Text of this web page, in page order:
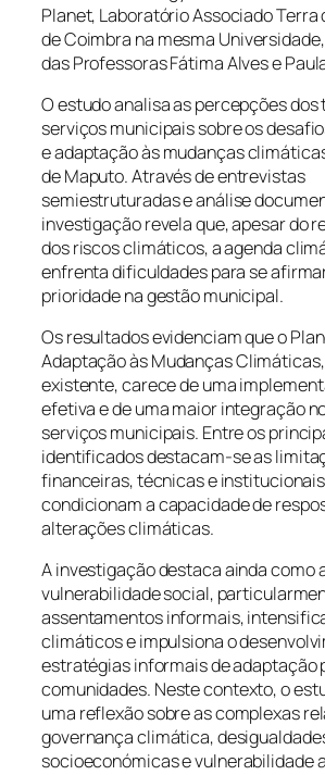
Planet, Laboratório Associado Terra
de Coimbra na mesma
das Professoras Fátima Alves e
O estudo analisa as percepções
serviços municipais sobre os
e adaptação às mudanças
de Maputo. Através de entrevistas
semiestruturadas e análise
investigação revela que, apesar do
dos riscos climáticos, a agenda
enfrenta dificuldades para se
prioridade na gestão municipal.
Os resultados evidenciam que o
Adaptação às Mudanças
existente, carece de uma
efetiva e de uma maior integração
serviços municipais. Entre os
identificados destacam-se as
financeiras, técnicas e
condicionam a capacidade de
alterações climáticas.
A investigação destaca ainda como
vulnerabilidade social,
assentamentos informais,
climáticos e impulsiona o
estratégias informais de adaptação
comunidades. Neste contexto, o
uma reflexão sobre as complexas
governança climática,
socioeconómicas e vulnerabilidade